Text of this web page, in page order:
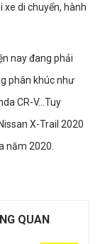
xe di chuyển, hành
nay đang phải
phân khúc như
CR-V…Tuy
X-Trail 2020
năm 2020.
QUAN